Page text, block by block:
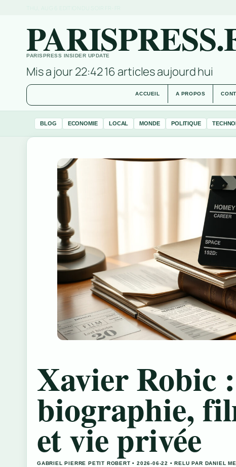
PARISPRESS INSIDER UPDATE
Mis a jour 22:4216 articles aujourd hui
ACCUEIL A PROPOS
BLOG ECONOMIE LOCAL MONDE POLITIQUE
Xavier Robic :
biographie,
et vie privée
GABRIEL PIERRE PETIT ROBERT • 2026-06-22 • RELU PAR DANIEL